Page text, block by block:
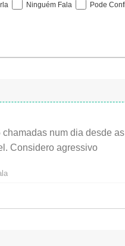
l
i
t
ó
Ninguém Fala Pode
num dia desde
Considero agressivo